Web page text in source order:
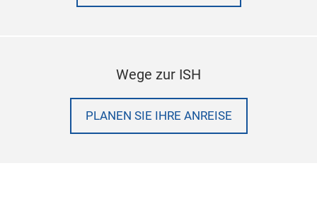
Wege zur ISH
PLANEN SIE IHRE ANREISE